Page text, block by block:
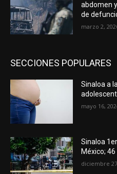
abdomen
de
marzo 2,
SECCIONES POPULARES
Sinaloa a
mayo 16,
Sinaloa
México;
diciembre